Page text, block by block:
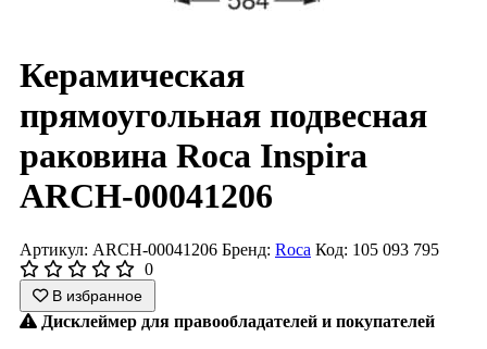
Керамическая
прямоугольная подвесная
раковина Roca Inspira
ARCH-00041206
Артикул: ARCH-00041206 Бренд: Roca Код: 105 093 795
0
В избранное
Дисклеймер для правообладателей и покупателей